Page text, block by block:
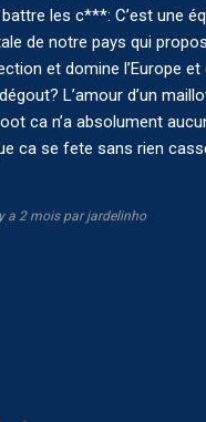
les c***: C’est une
de notre pays qui
et domine l’Europe et
L’amour d’un
ca n’a absolument
ca se fete sans rien
a 2 mois par jardelinho